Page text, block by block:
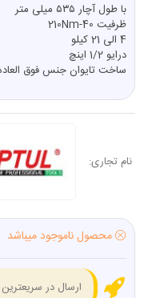
باطول آچار ۵۳۵ میلی متر
ظرفیت 40-210Nm
4 الی 21 کیلو
درایو 1/2 اینچ
ساخت تایوان جنس فوق
نام تجاری:
محصول ناموجود میباشد
ارسال در